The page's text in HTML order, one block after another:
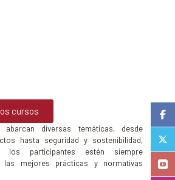
cursos
abarcan diversas temáticas, desde
hasta seguridad y sostenibilidad,
los participantes estén siempre
las mejores prácticas y normativas